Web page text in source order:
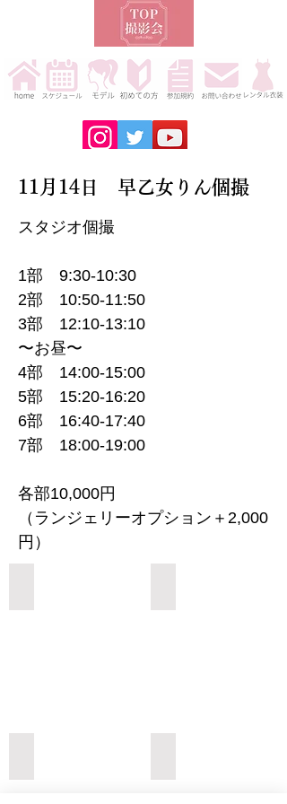
11月14日 早乙女りん個撮
スタジオ個撮
1部 9:30-10:30
2部 10:50-11:50
3部 12:10-13:10
〜お昼〜
4部 14:00-15:00
5部 15:20-16:20
6部 16:40-17:40
7部 18:00-19:00
各部10,000円
（ランジェリーオプション＋2,000
円）